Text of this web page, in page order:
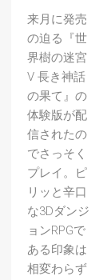
来月に発売
の迫る『世
界樹の迷宮
V 長き神話
の果て』の
体験版が配
信されたの
でさっそく
プレイ。ピ
リッと辛口
な3Dダンジ
ョンRPGで
ある印象は
相変わらず